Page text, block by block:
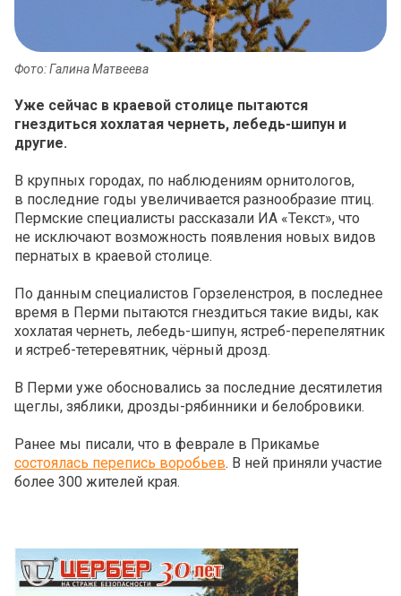
Фото: Галина Матвеева
Уже сейчас в краевой столице пытаются
гнездиться хохлатая чернеть, лебедь-шипун и
другие.
В крупных городах, по наблюдениям орнитологов,
в последние годы увеличивается разнообразие птиц.
Пермские специалисты рассказали ИА «Текст», что
не исключают возможность появления новых видов
пернатых в краевой столице.
По данным специалистов Горзеленстроя, в последнее
время в Перми пытаются гнездиться такие виды, как
хохлатая чернеть, лебедь-шипун, ястреб-перепелятник
и ястреб-тетеревятник, чёрный дрозд.
В Перми уже обосновались за последние десятилетия
щеглы, зяблики, дрозды-рябинники и белобровики.
Ранее мы писали, что в феврале в Прикамье
состоялась перепись воробьев. В ней приняли участие
более 300 жителей края.